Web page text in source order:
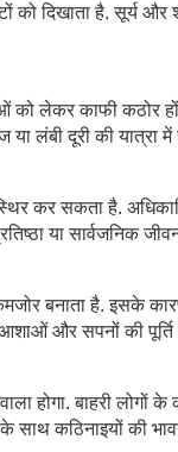
दिखाता है. सूर्य और
लेकर काफी कठोर
लंबी दूरी की यात्रा
कर सकता है.
या सार्वजनिक
बनाता है. इसके
और सपनों की
होगा. बाहरी लोगों
साथ कठिनाइयों की